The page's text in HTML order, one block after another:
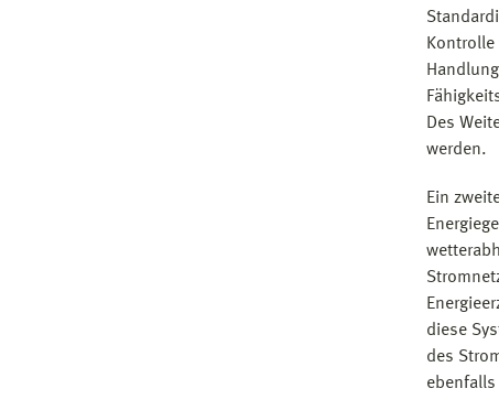
Des
werden.
Ein
diese
des